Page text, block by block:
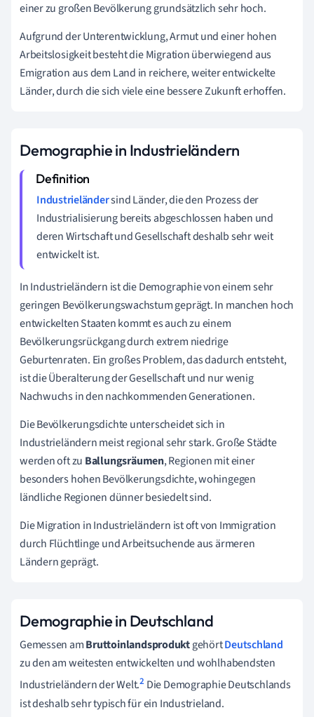
einer zu großen Bevölkerung grundsätzlich sehr hoch.
Aufgrund der Unterentwicklung, Armut und einer hohen
Arbeitslosigkeit besteht die Migration überwiegend aus
Emigration aus dem Land in reichere, weiter entwickelte
Länder, durch die sich viele eine bessere Zukunft erhoffen.
Demographie in Industrieländern
Industrieländersind Länder, die den Prozess der
Industrialisierung bereits abgeschlossen haben und
deren Wirtschaft und Gesellschaft deshalb sehr weit
entwickelt ist.
In Industrieländern ist die Demographie von einem sehr
geringen Bevölkerungswachstum geprägt. In manchen hoch
entwickelten Staaten kommt es auch zu einem
Bevölkerungsrückgang durch extrem niedrige
Geburtenraten. Ein großes Problem, das dadurch entsteht,
ist die Überalterung der Gesellschaft und nur wenig
Nachwuchs in den nachkommenden Generationen.
Die Bevölkerungsdichte unterscheidet sich in
Industrieländern meist regional sehr stark. Große Städte
werden oft zu Ballungsräumen, Regionen mit einer
besonders hohen Bevölkerungsdichte, wohingegen
ländliche Regionen dünner besiedelt sind.
Die Migration in Industrieländern ist oft von Immigration
durch Flüchtlinge und Arbeitsuchende aus ärmeren
Ländern geprägt.
Demographie in Deutschland
Gemessen amBruttoinlandsproduktgehörtDeutschland
zu den am weitesten entwickelten und wohlhabendsten
Industrieländern der Welt.2 Die Demographie Deutschlands
ist deshalb sehr typisch für ein Industrieland.